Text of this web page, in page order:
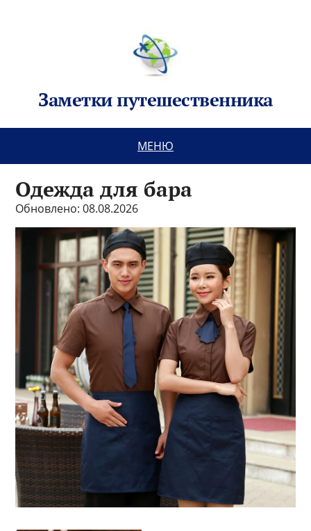
Заметки путешественника
МЕНЮ
Одежда для бара
Обновлено: 08.08.2026